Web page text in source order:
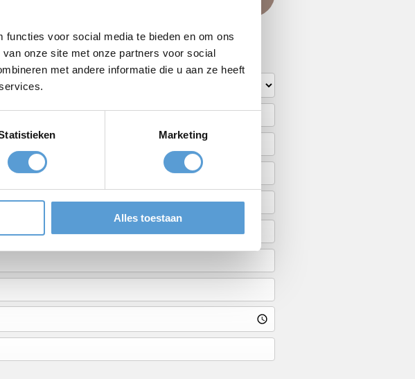
voor social media te bieden en om ons
onze site met onze partners voor social
met andere informatie die u aan ze heeft
Marketing
Alles toestaan